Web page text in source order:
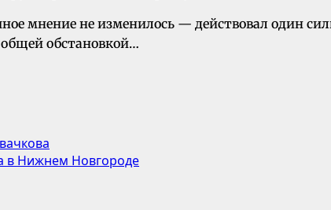
мнение не изменилось — действовал один
обстановкой…
в Нижнем Новгороде